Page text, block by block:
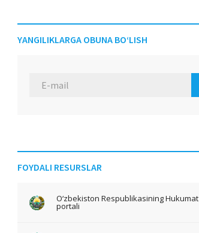
YANGILIKLARGA OBUNA BO‘LISH
FOYDALI RESURSLAR
O‘zbekiston Respublikasining Hukumat
portali